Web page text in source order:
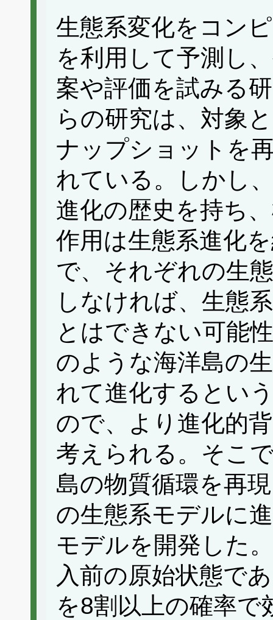
生態系変化をコン
を利用して予測し
案や評価を試みる
らの研究は、対象
ナップショットを
れている。しかし
進化の歴史を持ち
作用は生態系進化
で、それぞれの生
しなければ、生態
とはできない可能
のような海洋島の
れて進化するとい
ので、より進化的
考えられる。そこ
島の物質循環を再
の生態系モデルに
モデルを開発した
入前の原始状態で
を8割以上の確率で